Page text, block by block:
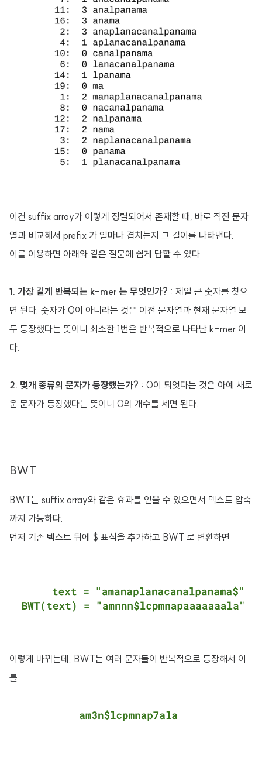
이건 suffix array가 이렇게 정렬되어서 존재할 때, 바로 직전 문자
열과 비교해서 prefix 가 얼마나 겹치는지 그 길이를 나타낸다.
이를 이용하면 아래와 같은 질문에 쉽게 답할 수 있다.
1. 가장 길게 반복되는 k-mer 는 무엇인가? : 제일 큰 숫자를 찾으
면 된다. 숫자가 0이 아니라는 것은 이전 문자열과 현재 문자열 모
두 등장했다는 뜻이니 최소한 1번은 반복적으로 나타난 k-mer 이
다.
2. 몇개 종류의 문자가 등장했는가? : 0이 되엇다는 것은 아예 새로
운 문자가 등장했다는 뜻이니 0의 개수를 세면 된다.
BWT
BWT는 suffix array와 같은 효과를 얻을 수 있으면서 텍스트 압축
까지 가능하다.
먼저 기존 텍스트 뒤에 $ 표식을 추가하고 BWT 로 변환하면
이렇게 바뀌는데, BWT는 여러 문자들이 반복적으로 등장해서 이
를